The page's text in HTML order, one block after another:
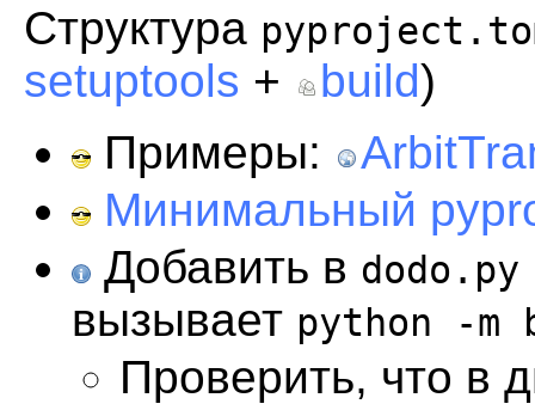
Структура
setuptools + build)
Примеры:
Минимальный
Добавить в dodo.py
вызывает python -
Проверить, что в